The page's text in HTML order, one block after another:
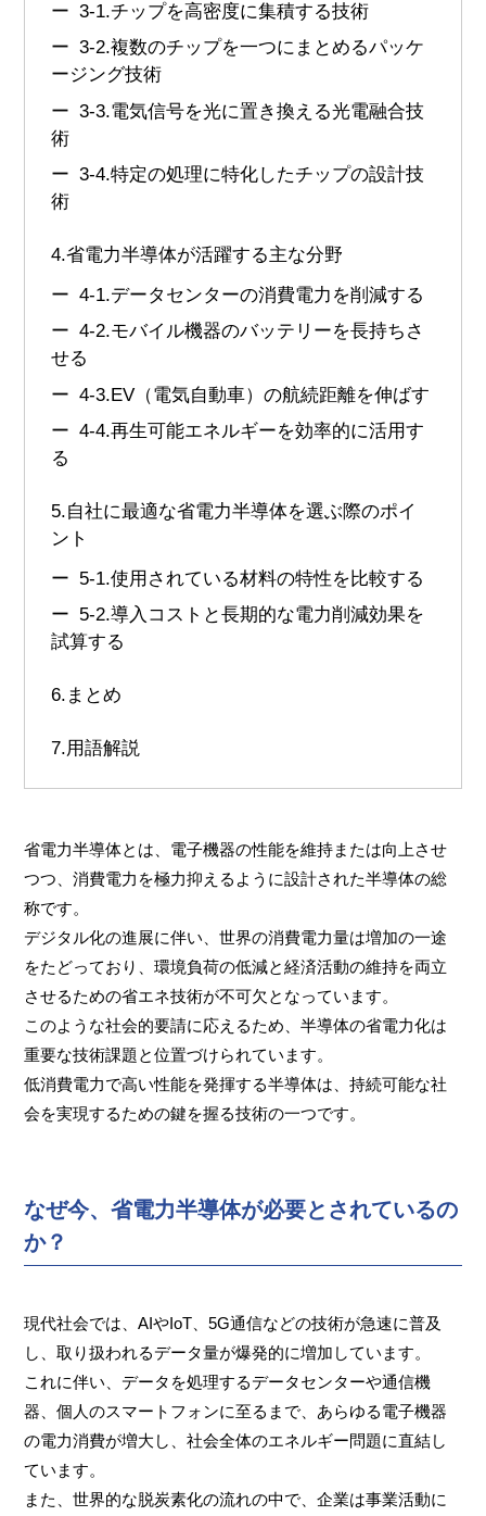
3-1.チップを高密度に集積する技術
3-2.複数のチップを一つにまとめるパッケ
ージング技術
3-3.電気信号を光に置き換える光電融合技
術
3-4.特定の処理に特化したチップの設計技
術
4.省電力半導体が活躍する主な分野
4-1.データセンターの消費電力を削減する
4-2.モバイル機器のバッテリーを長持ちさ
せる
4-3.EV（電気自動車）の航続距離を伸ばす
4-4.再生可能エネルギーを効率的に活用す
る
5.自社に最適な省電力半導体を選ぶ際のポイ
ント
5-1.使用されている材料の特性を比較する
5-2.導入コストと長期的な電力削減効果を
試算する
6. まとめ
7.用語解説
省電力半導体とは、電子機器の性能を維持または向上させ
つつ、消費電力を極力抑えるように設計された半導体の総
称です。
デジタル化の進展に伴い、世界の消費電力量は増加の一途
をたどっており、環境負荷の低減と経済活動の維持を両立
させるための省エネ技術が不可欠となっています。
このような社会的要請に応えるため、半導体の省電力化は
重要な技術課題と位置づけられています。
低消費電力で高い性能を発揮する半導体は、持続可能な社
会を実現するための鍵を握る技術の一つです。
なぜ今、省電力半導体が必要とされているの
か？
現代社会では、AIやIoT、5G通信などの技術が急速に普及
し、取り扱われるデータ量が爆発的に増加しています。
これに伴い、データを処理するデータセンターや通信機
器、個人のスマートフォンに至るまで、あらゆる電子機器
の電力消費が増大し、社会全体のエネルギー問題に直結し
ています。
また、世界的な脱炭素化の流れの中で、企業は事業活動に